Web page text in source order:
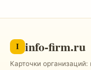
I info-firm.ru
Карточки